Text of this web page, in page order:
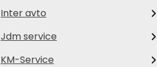
Inter avto
Jdm service
KM-Service